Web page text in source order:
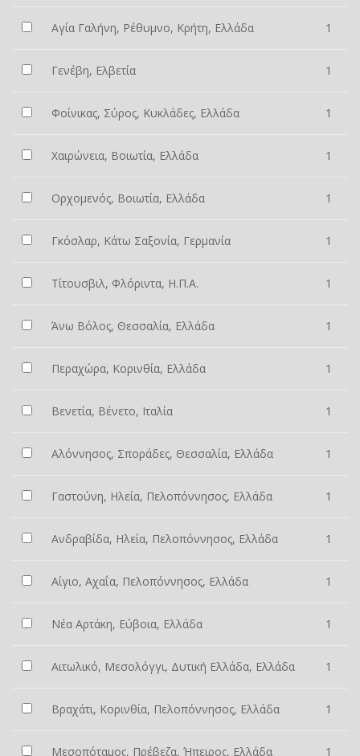
Αγία Γαλήνη, Ρέθυμνο, Κρήτη, Ελλάδα 1
Γενέβη, Ελβετία 1
Φοίνικας, Σύρος, Κυκλάδες, Ελλάδα 1
Χαιρώνεια, Βοιωτία, Ελλάδα 1
Ορχομενός, Βοιωτία, Ελλάδα 1
Γκόσλαρ, Κάτω Σαξονία, Γερμανία 1
Τίτουσβιλ, Φλόριντα, Η.Π.Α. 1
Άνω Βόλος, Θεσσαλία, Ελλάδα 1
Περαχώρα, Κορινθία, Ελλάδα 1
Βενετία, Βένετο, Ιταλία 1
Αλόννησος, Σποράδες, Θεσσαλία, Ελλάδα 1
Γαστούνη, Ηλεία, Πελοπόννησος, Ελλάδα 1
Ανδραβίδα, Ηλεία, Πελοπόννησος, Ελλάδα 1
Αίγιο, Αχαΐα, Πελοπόννησος, Ελλάδα 1
Νέα Αρτάκη, Εύβοια, Ελλάδα 1
Αιτωλικό, Μεσολόγγι, Δυτική Ελλάδα, Ελλάδα 1
Βραχάτι, Κορινθία, Πελοπόννησος, Ελλάδα 1
Μεσοπόταμος, Πρέβεζα, Ήπειρος, Ελλάδα 1